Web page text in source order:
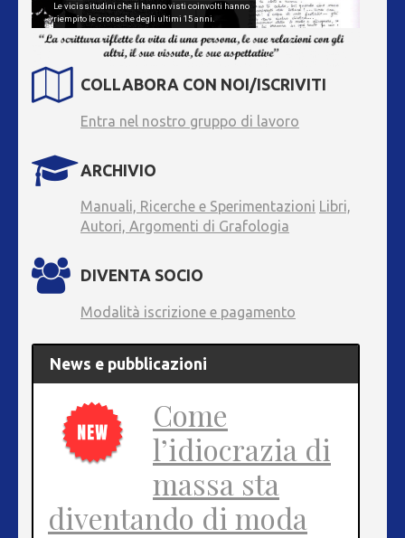
Le vicissitudini che li hanno visti coinvolti hanno
riempito le cronache degli ultimi 15 anni.
Continua..
COLLABORA CON NOI/ISCRIVITI
Entra nel nostro gruppo di lavoro
ARCHIVIO
Manuali, Ricerche e Sperimentazioni Libri,
Autori, Argomenti di Grafologia
DIVENTA SOCIO
Modalità iscrizione e pagamento
News e pubblicazioni
Come
l’idiocrazia di
massa sta
diventando di moda